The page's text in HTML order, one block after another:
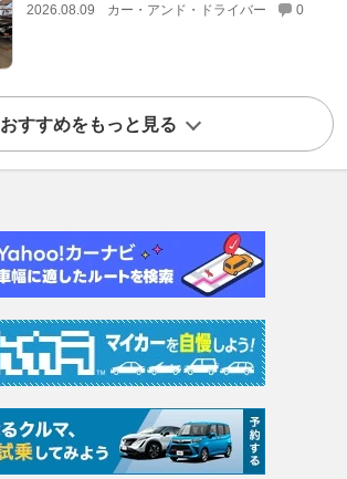
2026.08.09 カー・アンド・ドライバー 0
おすすめをもっと見る